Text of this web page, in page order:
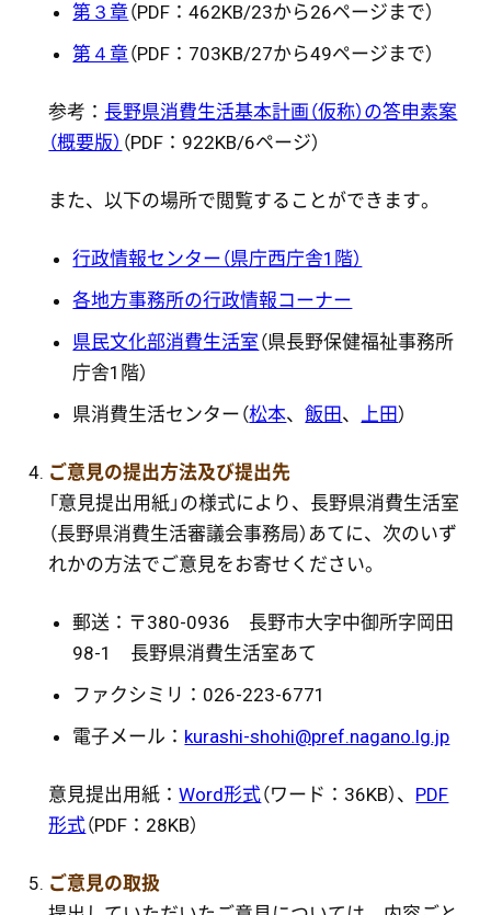
第３章 （PDF：462KB/23から26ページまで）
第４章 （PDF：703KB/27から49ページまで）
参考： 長野県消費生活基本計画（仮称）の答申素案
（概要版） （PDF：922KB/6ページ）
また、以下の場所で閲覧することができます。
行政情報センター（県庁西庁舎1階）
各地方事務所の行政情報コーナー
県民文化部消費生活室 （県長野保健福祉事務所
庁舎1階）
県消費生活センター（松本、飯田 、 上田 ）
ご意見の提出方法及び提出先
「意見提出用紙」の様式により、長野県消費生活室
（長野県消費生活審議会事務局）あてに、次のいず
れかの方法でご意見をお寄せください。
郵送：〒380-0936 長野市大字中御所字岡田
98-1 長野県消費生活室あて
ファクシミリ：026-223-6771
電子メール： kurashi-shohi@pref.nagano.lg.jp
意見提出用紙：Word形式（ワード：36KB）、 PDF
形式（PDF：28KB）
ご意見の取扱